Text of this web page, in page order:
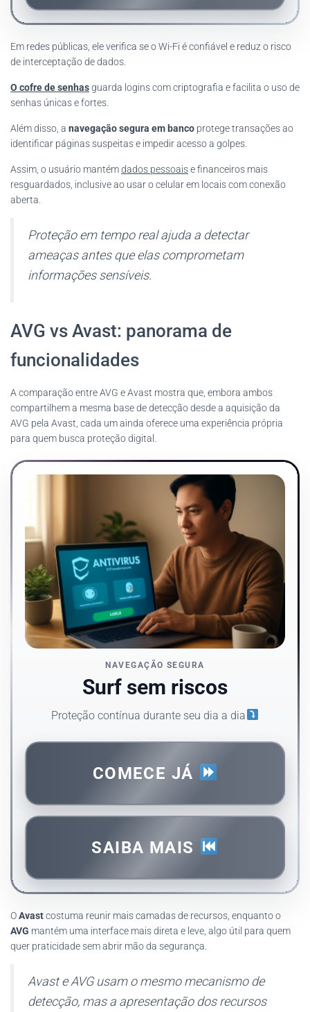
Em redes públicas, ele verifica se o Wi-Fi é confiável e reduz o risco
de interceptação de dados.
O cofre de senhasguarda logins com criptografia e facilita o uso de
senhas únicas e fortes.
Além disso, a navegação segura em banco protege transações ao
identificar páginas suspeitas e impedir acesso a golpes.
Assim, o usuário mantémdados pessoaise financeiros mais
resguardados, inclusive ao usar o celular em locais com conexão
aberta.
Proteção em tempo real ajuda a detectar
ameaças antes que elas comprometam
informações sensíveis.
AVG vs Avast: panorama de
funcionalidades
A comparação entre AVG e Avast mostra que, embora ambos
compartilhem a mesma base de detecção desde a aquisição da
AVG pela Avast, cada um ainda oferece uma experiência própria
para quem busca proteção digital.
NAVEGAÇÃO SEGURA
Surf sem riscos
Proteção contínua durante seu dia a dia
COMECE JÁ
SAIBA MAIS
OAvastcostuma reunir mais camadas de recursos, enquanto o
AVG mantém uma interface mais direta e leve, algo útil para quem
quer praticidade sem abrir mão da segurança.
Avast e AVG usam o mesmo mecanismo de
detecção, mas a apresentação dos recursos